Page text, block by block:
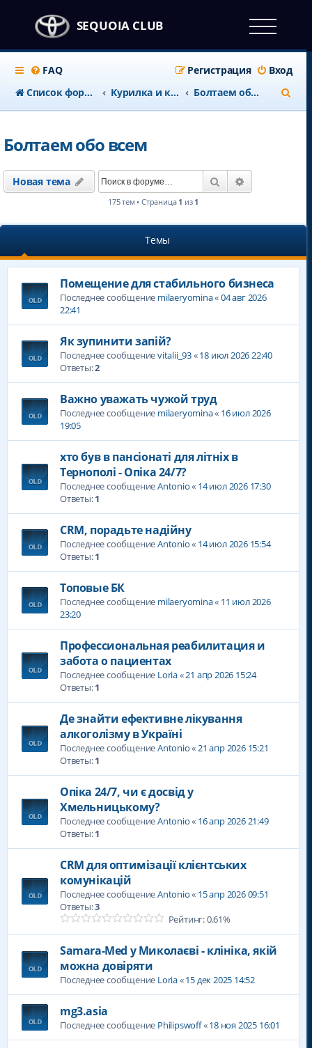
SEQUOIA CLUB
FAQ Вход
Регистрация
Список форумов
Курилка и клубные дела Болтаем обо всем
о
Болтаем обо всем
Новая тема Поиск
175 тем • Страница 1 из 1
Темы
Помещение для стабильного бизнеса
Последнее сообщение milaeryomina«04 авг 2026
22:41
Як зупинити запій?
Последнее сообщениеvitalii_93«18 июл 2026 22:40
Ответы:2
Важно уважать чужой труд
Последнее сообщение milaeryomina« 16 июл 2026
19:05
хто був в пансіонаті для літніх в
Тернополі - Опіка 24/7?
Последнее сообщениеAntonio« 14 июл 2026 17:30
Ответы:1
CRM, порадьте надійну
Последнее сообщениеAntonio« 14 июл 2026 15:54
Ответы:1
Топовые БК
Последнее сообщение milaeryomina« 11 июл 2026
23:20
Профессиональная реабилитация и
забота о пациентах
Последнее сообщение Loria«21 апр 2026 15:24
Ответы:1
Де знайти ефективне лікування
алкоголізму в Україні
Последнее сообщениеAntonio«21 апр 2026 15:21
Ответы:1
Опіка 24/7, чи є досвід у
Хмельницькому?
Последнее сообщениеAntonio« 16 апр 2026 21:49
Ответы:1
CRM для оптимізації клієнтських
комунікацій
Последнее сообщениеAntonio« 15 апр 2026 09:51
Ответы:3
Рейтинг: 0.61%
Samara-Med у Миколаєві - клініка, якій
можна довіряти
Последнее сообщение Loria«15 дек 2025 14:52
mg3.asia
Последнее сообщение Philipswoff«18 ноя 2025 16:01